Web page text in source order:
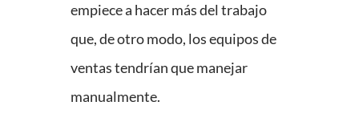
empiece a hacer más del trabajo
que, de otro modo, los equipos de
ventas tendrían que manejar
manualmente.